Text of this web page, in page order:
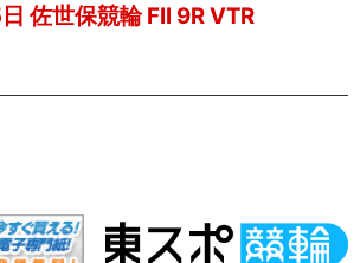
佐世保競輪 FII 9R VTR